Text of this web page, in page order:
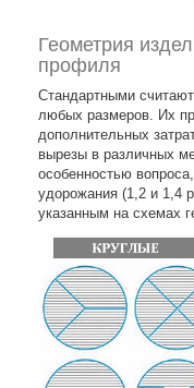
Геометрия
профиля
Стандартными
любых размеров. Их
дополнительных
вырезы в различных
особенностью
удорожания (1,2 и 1,4
указанным на схемах